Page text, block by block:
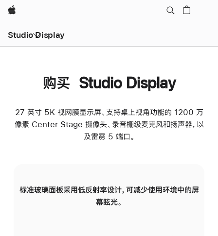
Apple
Studio Display
购买 Studio Display
27 英寸 5K 视网膜显示屏、支持桌上视角功能的 1200 万
像素 Center Stage 摄像头、录音棚级麦克风和扬声器，以
及雷雳 5 端口。
标准玻璃面板采用低反射率设计，可减少使用环境中的屏
幕眩光。